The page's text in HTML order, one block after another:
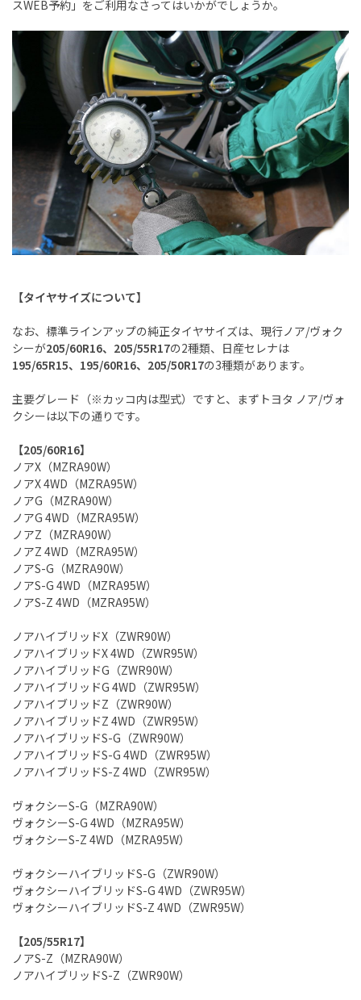
スWEB予約」をご利用なさってはいかがでしょうか。
【タイヤサイズについて】
なお、標準ラインアップの純正タイヤサイズは、現行ノア/ヴォク
シーが205/60R16、205/55R17の2種類、日産セレナは
195/65R15、195/60R16、205/50R17の3種類があります。
主要グレード（※カッコ内は型式）ですと、まずトヨタ ノア/ヴォ
クシーは以下の通りです。
【205/60R16】
ノアX（MZRA90W）
ノアX 4WD（MZRA95W）
ノアG（MZRA90W）
ノアG 4WD（MZRA95W）
ノアZ（MZRA90W）
ノアZ 4WD（MZRA95W）
ノアS-G（MZRA90W）
ノアS-G 4WD（MZRA95W）
ノアS-Z 4WD（MZRA95W）
ノアハイブリッドX（ZWR90W）
ノアハイブリッドX 4WD（ZWR95W）
ノアハイブリッドG（ZWR90W）
ノアハイブリッドG 4WD（ZWR95W）
ノアハイブリッドZ（ZWR90W）
ノアハイブリッドZ 4WD（ZWR95W）
ノアハイブリッドS-G（ZWR90W）
ノアハイブリッドS-G 4WD（ZWR95W）
ノアハイブリッドS-Z 4WD（ZWR95W）
ヴォクシーS-G（MZRA90W）
ヴォクシーS-G 4WD（MZRA95W）
ヴォクシーS-Z 4WD（MZRA95W）
ヴォクシーハイブリッドS-G（ZWR90W）
ヴォクシーハイブリッドS-G 4WD（ZWR95W）
ヴォクシーハイブリッドS-Z 4WD（ZWR95W）
【205/55R17】
ノアS-Z（MZRA90W）
ノアハイブリッドS-Z（ZWR90W）